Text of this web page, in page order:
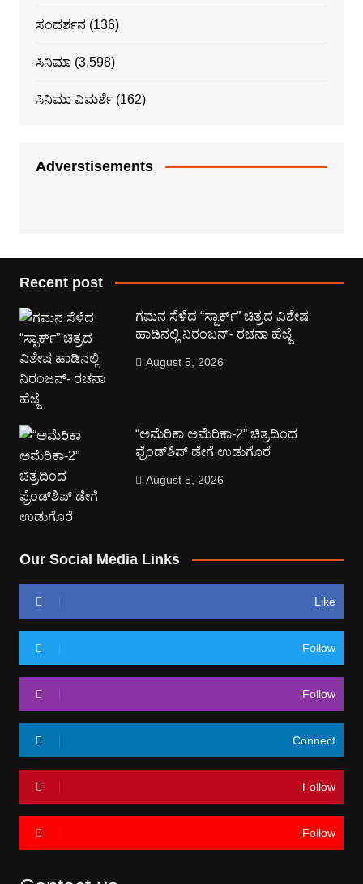
ಸಂದರ್ಶನ (136)
ಸಿನಿಮಾ(3,598)
ಸಿನಿಮಾ ವಿಮರ್ಶೆ(162)
Adverstisements
Recent post
ಗಮನ ಸೆಳೆದ “ಸ್ಪಾರ್ಕ್” ಚಿತ್ರದ ವಿಶೇಷ
ಹಾಡಿನಲ್ಲಿ ನಿರಂಜನ್- ರಚನಾ ಹೆಜ್ಜೆ
August 5, 2026
“ಅಮೆರಿಕಾ ಅಮೆರಿಕಾ-2” ಚಿತ್ರದಿಂದ
ಫ್ರೆಂಡ್‍ಶಿಪ್ ಡೇಗೆ ಉಡುಗೊರೆ
August 5, 2026
Our Social Media Links
Like
Follow
Follow
Connect
Follow
Follow